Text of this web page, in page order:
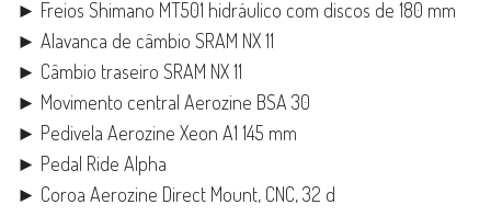
► Freios Shimano MT501 hidráulico com discos de 180 mm
► Alavanca de câmbio SRAM NX 11
► Câmbio traseiro SRAM NX 11
► Movimento central Aerozine BSA 30
► Pedivela Aerozine Xeon A1 145 mm
► Pedal Ride Alpha
► Coroa Aerozine Direct Mount, CNC, 32 d